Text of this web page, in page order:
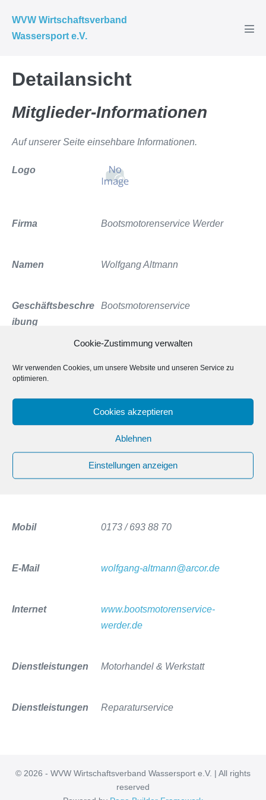
Cookie-Zustimmung verwalten
Wir verwenden Cookies, um unsere Website und unseren Service zu
optimieren.
Cookies akzeptieren
Ablehnen
Einstellungen anzeigen
Inhalt
springen
WVW Wirtschaftsverband
Wassersport e.V.
Detailansicht
Mitglieder-Informationen
Auf unserer Seite einsehbare Informationen.
Logo
Firma Bootsmotorenservice Werder
Namen Wolfgang Altmann
Geschäftsbeschre
ibung
Bootsmotorenservice
Strasse Havelweg 15a
PLZ
Werder / Havel
Mobil 0173 / 693 88 70
E-Mail wolfgang-altmann@arcor.de
Internet
www.bootsmotorenservice-
werder.de
Dienstleistungen Motorhandel & Werkstatt
Dienstleistungen Reparaturservice
© 2026 - WVW Wirtschaftsverband Wassersport e.V. | All rights
reserved